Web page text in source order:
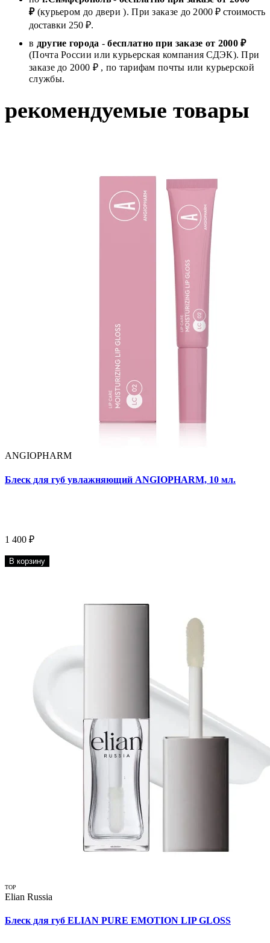
₽(курьером до двери ). При заказе до 2000 ₽ стоимость
доставки 250 ₽.
в другие города -бесплатно при заказе от 2000 ₽
(Почта России или курьерская компания СДЭК). При
заказе до 2000 ₽ , по тарифам почты или курьерской
службы.
рекомендуемые товары
ANGIOPHARM
Блеск для губ увлажняющий ANGIOPHARM, 10 мл.
1 400 ₽
В корзину
TOP
Elian Russia
Блеск для губ ELIAN PURE EMOTION LIP GLOSS